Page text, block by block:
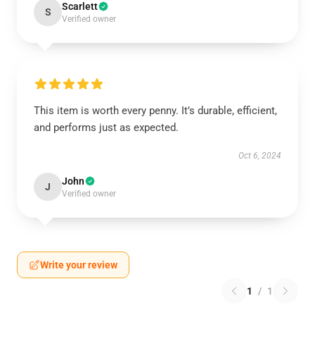
S Scarlett
Verified owner
This item is worth every penny. It’s durable, efficient,
and performs just as expected.
Oct 6, 2024
J John
Verified owner
Write your review
1 / 1